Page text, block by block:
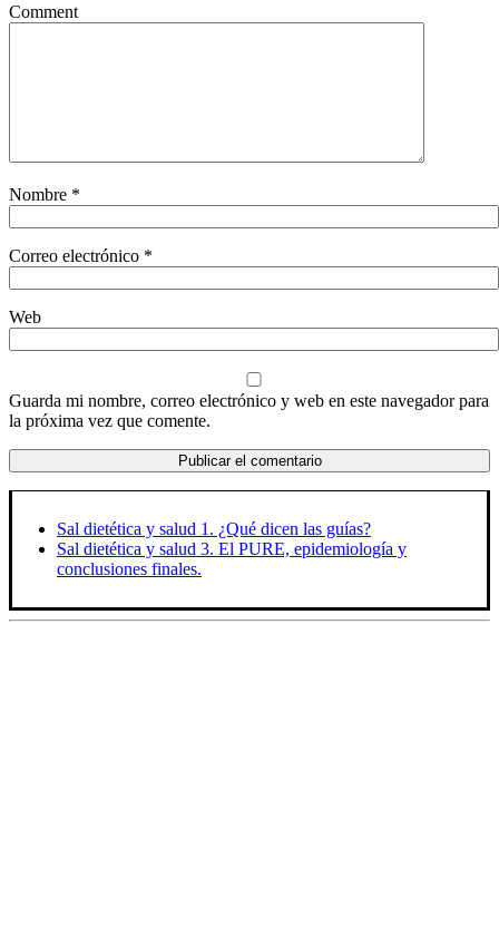
Comment
Nombre *
Correo electrónico *
Web
Guarda mi nombre, correo electrónico y web en este navegador para
la próxima vez que comente.
Sal dietética y salud 1. ¿Qué dicen las guías?
Sal dietética y salud 3. El PURE, epidemiología y
conclusiones finales.